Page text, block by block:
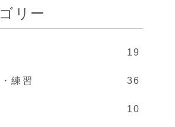
リー
19
練習 36
10